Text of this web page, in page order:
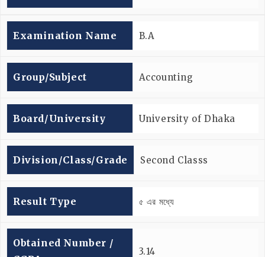
Examination Name B.A
Group/subject Accounting
Board/university University of Dhaka
Division/Class/Grade Second Classs
Result Type ৫ এর মধ্যে
Obtained Number /
3.14